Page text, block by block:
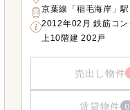
京葉線「稲毛海岸」
2012年02月 鉄筋コ
上10階建 202戸
売出し物件
賃貸物件 0